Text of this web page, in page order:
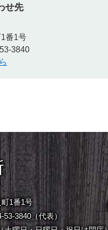
せ先
番1号
3840
1番1号
53-3840（代表）